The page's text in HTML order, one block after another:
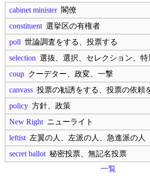
cabinet minister閣僚
constituent 選挙区の有権者
poll 世論調査をする、投票する
selection 選抜、選択、セレクション、特
coup クーデター、政変、一撃
canvass 投票の勧誘をする、投票の依頼
policy 方針、政策
New Right ニューライト
leftist 左翼の人、左派の人、急進派の人
secret ballot 秘密投票、無記名投票
一覧